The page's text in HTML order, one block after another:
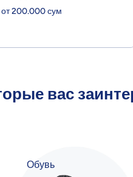
от 200.000 сум
вас
Обувь